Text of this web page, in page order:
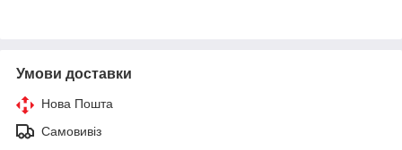
Умови доставки
Нова Пошта
Самовивіз